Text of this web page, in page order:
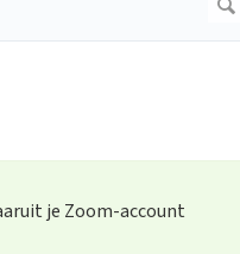
je Zoom-account